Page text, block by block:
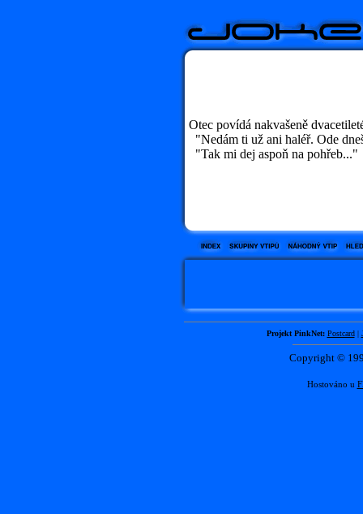
Otec povídá nakvašeně
"Nedám ti už ani haléř. Ode
"Tak mi dej aspoň na pohřeb..."
Projekt PinkNet: Postcard|
Copyright ©
Hostováno u